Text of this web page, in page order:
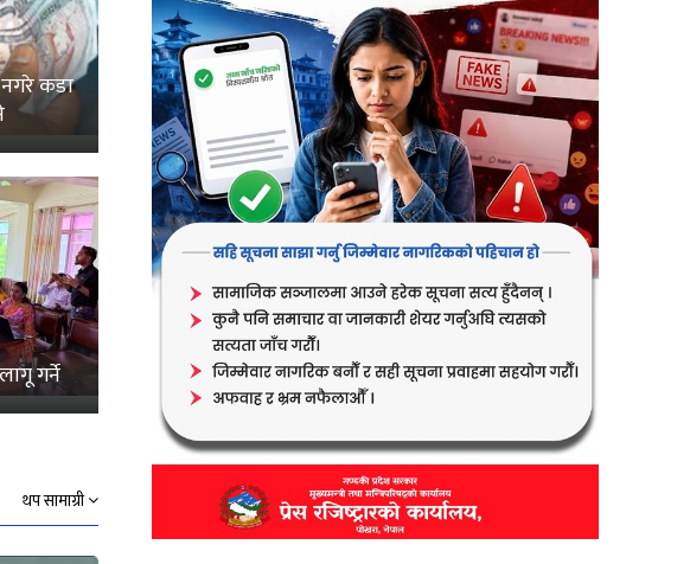
कडा
गर्ने
थप सामाग्री